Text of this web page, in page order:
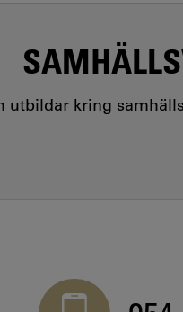
utbildar kring